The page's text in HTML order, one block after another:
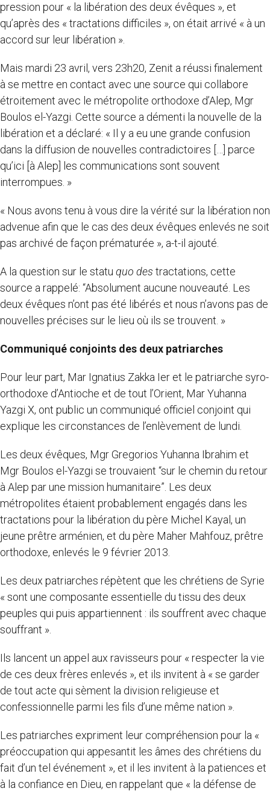
pression pour « la libération des deux évêques », et
qu’après des « tractations difficiles », on était arrivé « à un
accord sur leur libération ».
Mais mardi 23 avril, vers 23h20, Zenit a réussi finalement
à se mettre en contact avec une source qui collabore
étroitement avec le métropolite orthodoxe d’Alep, Mgr
Boulos el-Yazgi. Cette source a démenti la nouvelle de la
libération et a déclaré: « Il y a eu une grande confusion
dans la diffusion de nouvelles contradictoires […] parce
qu’ici [à Alep] les communications sont souvent
interrompues. »
« Nous avons tenu à vous dire la vérité sur la libération non
advenue afin que le cas des deux évêques enlevés ne soit
pas archivé de façon prématurée », a-t-il ajouté.
A la question sur le statu quo des tractations, cette
source a rappelé: “Absolument aucune nouveauté. Les
deux évêques n’ont pas été libérés et nous n’avons pas de
nouvelles précises sur le lieu où ils se trouvent. »
Communiqué conjoints des deux patriarches
Pour leur part, Mar Ignatius Zakka Ier et le patriarche syro-
orthodoxe d’Antioche et de tout l’Orient, Mar Yuhanna
Yazgi X, ont public un communiqué officiel conjoint qui
explique les circonstances de l’enlèvement de lundi.
Les deux évêques, Mgr Gregorios Yuhanna Ibrahim et
Mgr Boulos el-Yazgi se trouvaient “sur le chemin du retour
à Alep par une mission humanitaire”. Les deux
métropolites étaient probablement engagés dans les
tractations pour la libération du père Michel Kayal, un
jeune prêtre arménien, et du père Maher Mahfouz, prêtre
orthodoxe, enlevés le 9 février 2013.
Les deux patriarches répètent que les chrétiens de Syrie
« sont une composante essentielle du tissu des deux
peuples qui puis appartiennent : ils souffrent avec chaque
souffrant ».
Ils lancent un appel aux ravisseurs pour « respecter la vie
de ces deux frères enlevés », et ils invitent à « se garder
de tout acte qui sèment la division religieuse et
confessionnelle parmi les fils d’une même nation ».
Les patriarches expriment leur compréhension pour la «
préoccupation qui appesantit les âmes des chrétiens du
fait d’un tel événement », et il les invitent à la patiences et
à la confiance en Dieu, en rappelant que « la défense de